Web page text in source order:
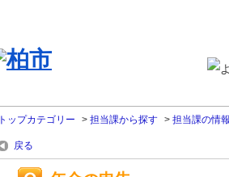
トップカテゴリー > 担当課から探す > 担当課の情
戻る